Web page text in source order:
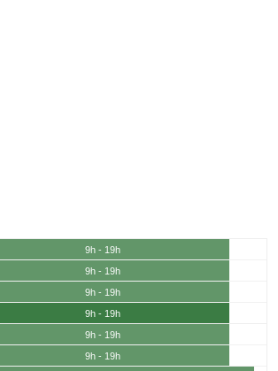
9h - 19h
9h - 19h
9h - 19h
9h - 19h
9h - 19h
9h - 19h